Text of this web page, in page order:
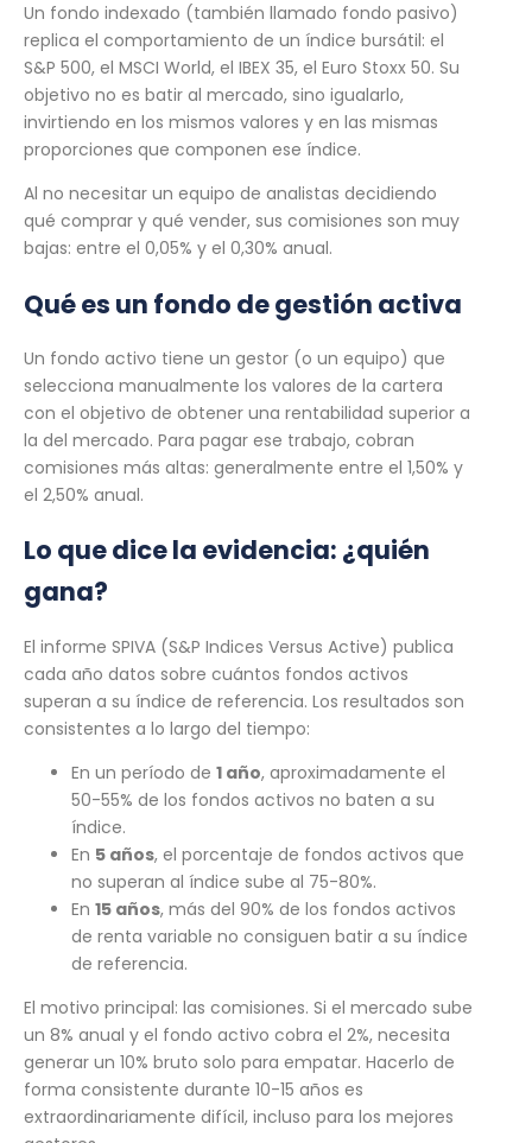
Un fondo indexado (también llamado fondo pasivo)
replica el comportamiento de un índice bursátil: el
S&P 500, el MSCI World, el IBEX 35, el Euro Stoxx 50. Su
objetivo no es batir al mercado, sino igualarlo,
invirtiendo en los mismos valores y en las mismas
proporciones que componen ese índice.
Al no necesitar un equipo de analistas decidiendo
qué comprar y qué vender, sus comisiones son muy
bajas: entre el 0,05% y el 0,30% anual.
Qué es un fondo de gestión activa
Un fondo activo tiene un gestor (o un equipo) que
selecciona manualmente los valores de la cartera
con el objetivo de obtener una rentabilidad superior a
la del mercado. Para pagar ese trabajo, cobran
comisiones más altas: generalmente entre el 1,50% y
el 2,50% anual.
Lo que dice la evidencia: ¿quién
gana?
El informe SPIVA (S&P Indices Versus Active) publica
cada año datos sobre cuántos fondos activos
superan a su índice de referencia. Los resultados son
consistentes a lo largo del tiempo:
En un período de 1 año, aproximadamente el
50-55% de los fondos activos no baten a su
índice.
En 5 años, el porcentaje de fondos activos que
no superan al índice sube al 75-80%.
En 15 años, más del 90% de los fondos activos
de renta variable no consiguen batir a su índice
de referencia.
El motivo principal: las comisiones. Si el mercado sube
un 8% anual y el fondo activo cobra el 2%, necesita
generar un 10% bruto solo para empatar. Hacerlo de
forma consistente durante 10-15 años es
extraordinariamente difícil, incluso para los mejores